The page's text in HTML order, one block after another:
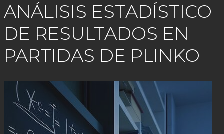
ANÁLISIS ESTADÍSTICO
DE RESULTADOS EN
PARTIDAS DE PLINKO